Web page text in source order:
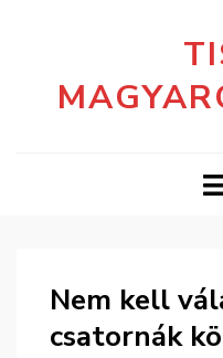
Nem kell
csatornák